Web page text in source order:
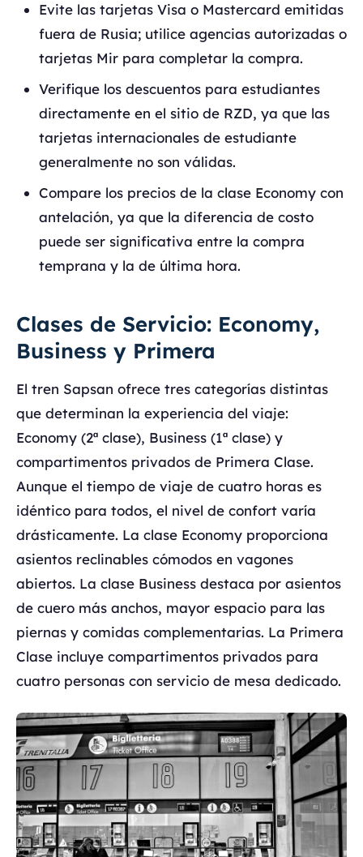
Evite las tarjetas Visa o Mastercard emitidas
fuera de Rusia; utilice agencias autorizadas o
tarjetas Mir para completar la compra.
Verifique los descuentos para estudiantes
directamente en el sitio de RZD, ya que las
tarjetas internacionales de estudiante
generalmente no son válidas.
Compare los precios de la clase Economy con
antelación, ya que la diferencia de costo
puede ser significativa entre la compra
temprana y la de última hora.
Clases de Servicio: Economy,
Business y Primera
El tren Sapsan ofrece tres categorías distintas
que determinan la experiencia del viaje:
Economy (2ª clase), Business (1ª clase) y
compartimentos privados de Primera Clase.
Aunque el tiempo de viaje de cuatro horas es
idéntico para todos, el nivel de confort varía
drásticamente. La clase Economy proporciona
asientos reclinables cómodos en vagones
abiertos. La clase Business destaca por asientos
de cuero más anchos, mayor espacio para las
piernas y comidas complementarias. La Primera
Clase incluye compartimentos privados para
cuatro personas con servicio de mesa dedicado.